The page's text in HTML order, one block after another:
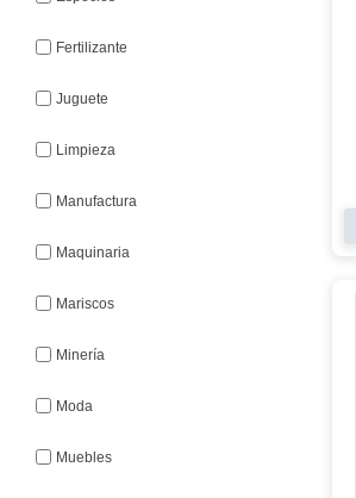
Fertilizante
Juguete
Limpieza
Manufactura
Maquinaria
Mariscos
Minería
Moda
Muebles